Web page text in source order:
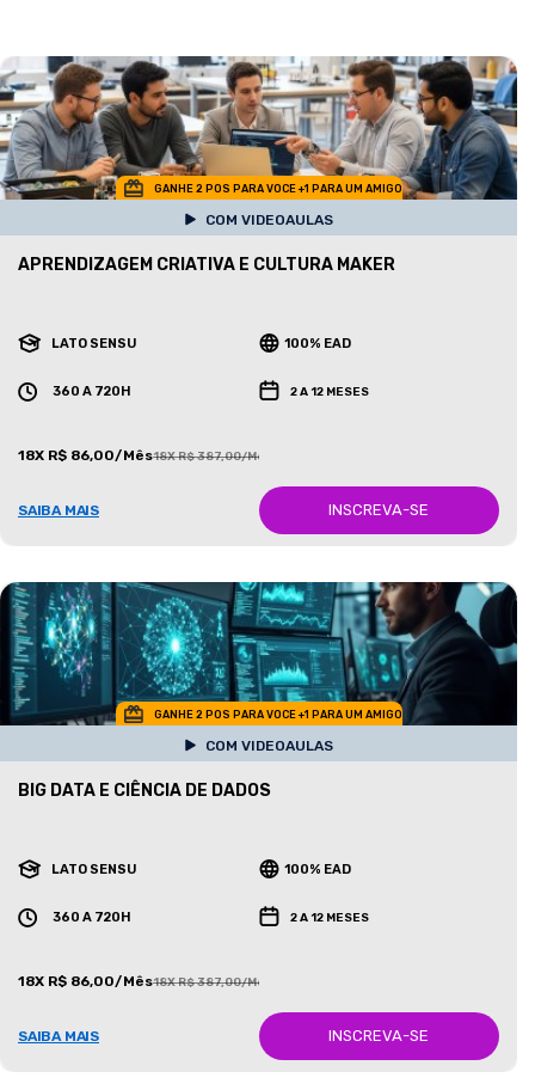
GANHE 2 POS PARA VOCE +1 PARA UM AMIGO
COM VIDEOAULAS
APRENDIZAGEM CRIATIVA E CULTURA MAKER
LATO SENSU 100% EAD
360 A 720H 2 A 12 MESES
18X R$ 86,00/Mês18X R$ 387,00/Mês
SAIBA MAIS INSCREVA-SE
GANHE 2 POS PARA VOCE +1 PARA UM AMIGO
COM VIDEOAULAS
BIG DATA E CIÊNCIA DE DADOS
LATO SENSU 100% EAD
360 A 720H 2 A 12 MESES
18X R$ 86,00/Mês18X R$ 387,00/Mês
SAIBA MAIS INSCREVA-SE